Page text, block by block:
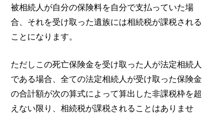
被相続人が自分の保険料を自分で支払っていた場
合、それを受け取った遺族には相続税が課税される
ことになります。
ただしこの死亡保険金を受け取った人が法定相続人
である場合、全ての法定相続人が受け取った保険金
の合計額が次の算式によって算出した非課税枠を超
えない限り、相続税が課税されることはありませ